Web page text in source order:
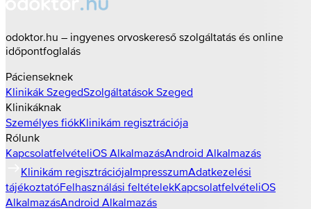
odoktor.hu – ingyenes orvoskereső szolgáltatás és online
időpontfoglalás
Pácienseknek
Klinikák SzegedSzolgáltatások Szeged
Klinikáknak
Személyes fiókKlinikám regisztrációja
Rólunk
KapcsolatfelvételiOS AlkalmazásAndroid Alkalmazás
Klinikám regisztrációjaImpresszumAdatkezelési
tájékoztatóFelhasználási feltételekKapcsolatfelvételiOS
AlkalmazásAndroid Alkalmazás